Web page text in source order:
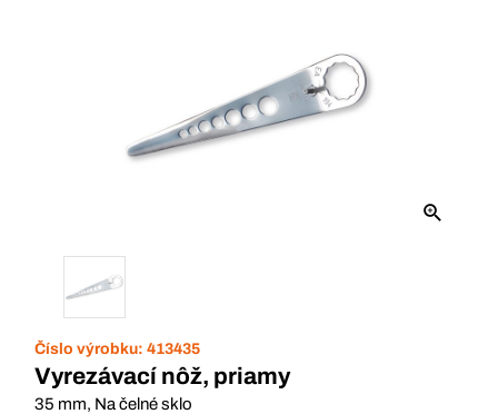
Číslo výrobku: 413435
Vyrezávací nôž, priamy
35 mm, Na čelné sklo